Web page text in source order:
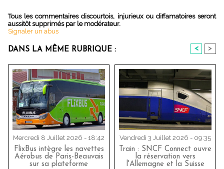
Tous les commentaires discourtois, injurieux ou diffamatoires seront
aussitôt supprimés par le modérateur.
Signaler un abus
DANS LA MÊME RUBRIQUE : < >
Mercredi 8 Juillet 2026 - 18:42
FlixBus intègre les navettes
Aérobus de Paris-Beauvais
sur sa plateforme
Vendredi 3 Juillet 2026 - 09:35
Train : SNCF Connect ouvre
la réservation vers
l'Allemagne et la Suisse